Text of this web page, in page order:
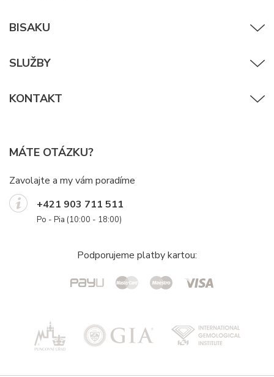
BISAKU
SLUŽBY
KONTAKT
MÁTE OTÁZKU?
Zavolajte a my vám poradíme
+421 903 711 511
Po - Pia (10:00 - 18:00)
Podporujeme platby kartou: